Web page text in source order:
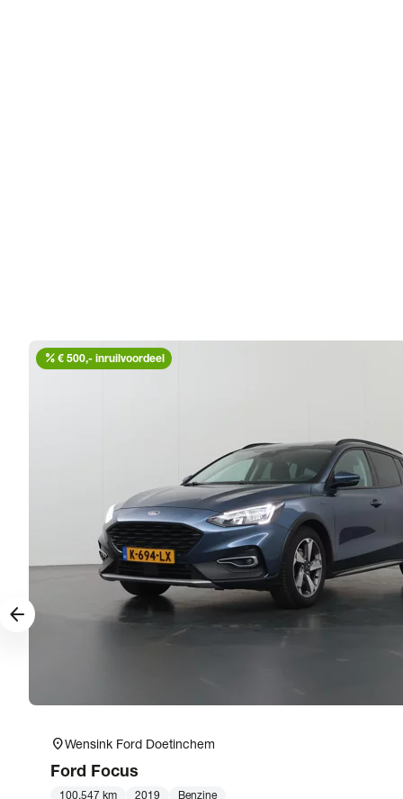
percent € 500,- inruilvoordeel
location_onWensink Ford Doetinchem
Ford Focus
100.547 km 2019 Benzine
arrow_forward